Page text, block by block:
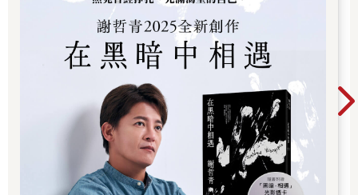
建築人的款式有許多不同路數，每種款式都有其獨到的魅力與特
我的朋友老徐，長得像鼎鼎大名的雷姆・庫哈斯（Rem
Koolhaas），就是設計了北京中央電視台總部大樓的建築大明
星，庫哈斯先生有著細細長長的身材跟一身的黑衣服，老徐也是
這個模樣。老徐抽菸時喜歡把香菸夾在中指與無名指之間，他說
這種焚燒的儀式要安排在四支長指之間比較像壁爐烈火裡獨處的